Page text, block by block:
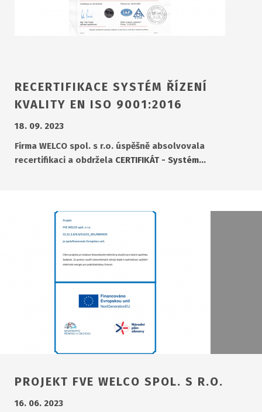
RECERTIFIKACE SYSTÉM ŘÍZENÍ
KVALITY EN ISO 9001:2016
18. 09. 2023
Firma WELCO spol. s r.o. úspěšně absolvovala
recertifikaci a obdržela CERTIFIKÁT - Systém…
PROJEKT FVE WELCO SPOL. S R.O.
16. 06. 2023